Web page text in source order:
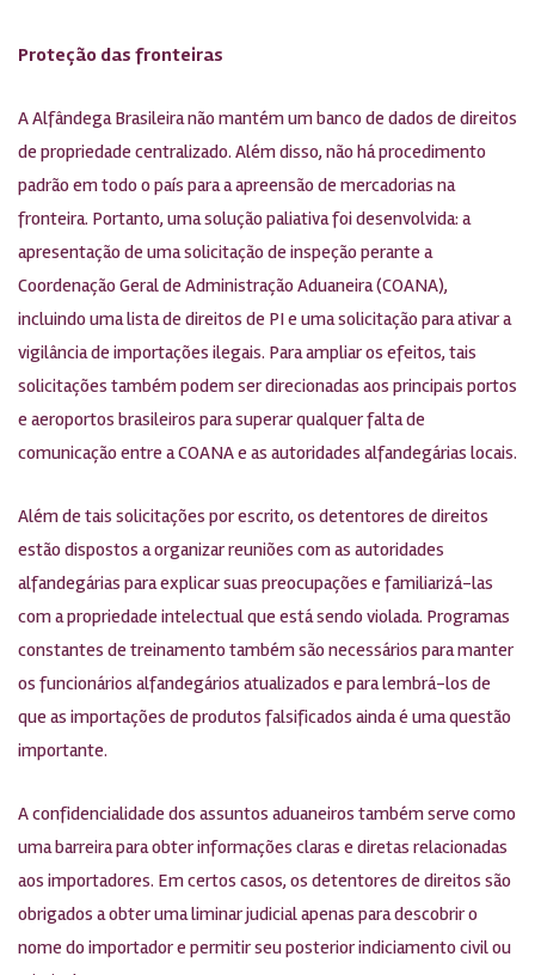
Proteção das fronteiras
A Alfândega Brasileira não mantém um banco de dados de direitos
de propriedade centralizado. Além disso, não há procedimento
padrão em todo o país para a apreensão de mercadorias na
fronteira. Portanto, uma solução paliativa foi desenvolvida: a
apresentação de uma solicitação de inspeção perante a
Coordenação Geral de Administração Aduaneira (COANA),
incluindo uma lista de direitos de PI e uma solicitação para ativar a
vigilância de importações ilegais. Para ampliar os efeitos, tais
solicitações também podem ser direcionadas aos principais portos
e aeroportos brasileiros para superar qualquer falta de
comunicação entre a COANA e as autoridades alfandegárias locais.
Além de tais solicitações por escrito, os detentores de direitos
estão dispostos a organizar reuniões com as autoridades
alfandegárias para explicar suas preocupações e familiarizá-las
com a propriedade intelectual que está sendo violada. Programas
constantes de treinamento também são necessários para manter
os funcionários alfandegários atualizados e para lembrá-los de
que as importações de produtos falsificados ainda é uma questão
importante.
A confidencialidade dos assuntos aduaneiros também serve como
uma barreira para obter informações claras e diretas relacionadas
aos importadores. Em certos casos, os detentores de direitos são
obrigados a obter uma liminar judicial apenas para descobrir o
nome do importador e permitir seu posterior indiciamento civil ou